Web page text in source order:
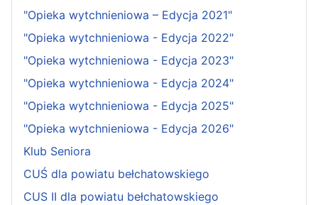
"Opieka wytchnieniowa – Edycja 2021"
"Opieka wytchnieniowa - Edycja 2022"
"Opieka wytchnieniowa - Edycja 2023"
"Opieka wytchnieniowa - Edycja 2024"
"Opieka wytchnieniowa - Edycja 2025"
"Opieka wytchnieniowa - Edycja 2026"
Klub Seniora
CUŚ dla powiatu bełchatowskiego
CUS II dla powiatu bełchatowskiego